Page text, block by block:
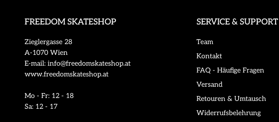
FREEDOM SKATESHOP
Zieglergasse 28
A-1070 Wien
E-mail: info@freedomskateshop.at
www.freedomskateshop.at
Mo - Fr: 12 - 18
Sa: 12 - 17
SERVICE & SUPPORT
Team
Kontakt
FAQ - Häufige Fragen
Versand
Retouren & Umtausch
Widerrufsbelehrung